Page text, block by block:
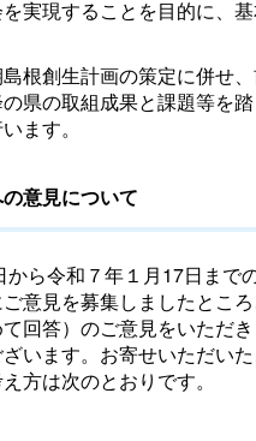
実現することを目的に、
根創生計画の策定に併せ
の県の取組成果と課題等を
ます。
意見について
ら令和７年１月17日まで
意見を募集しましたとこ
回答）のご意見をいただき
います。お寄せいただい
方は次のとおりです。